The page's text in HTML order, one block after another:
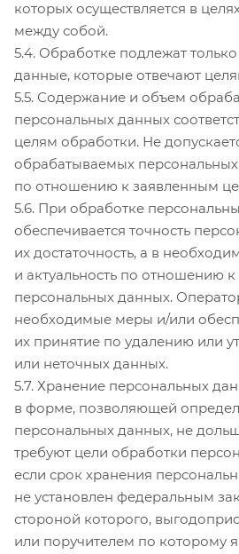
которых осуществляется в
между собой.
5.4. Обработке подлежат
данные, которые отвечают
5.5. Содержание и объем
персональных данных
целям обработки. Не
обрабатываемых
по отношению к заявленным
5.6. При обработке
обеспечивается точность
их достаточность, а в
и актуальность по отношению
персональных данных.
необходимые меры и/или
их принятие по удалению или
или неточных данных.
5.7. Хранение персональных
в форме, позволяющей
персональных данных, не
требуют цели обработки
если срок хранения
не установлен федеральным
стороной которого,
или поручителем по которому